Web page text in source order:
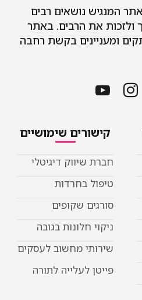
נושאים רבים
הרבים. באתר
בקשת רחבה
שימושיים
שיווק דיגיטלי
בחרדות
שקופים
חלונות בגובה
מחשוב לעסקים
לעלייה לתורה